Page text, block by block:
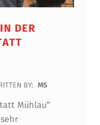
DER
BY: MS
Mühlau“